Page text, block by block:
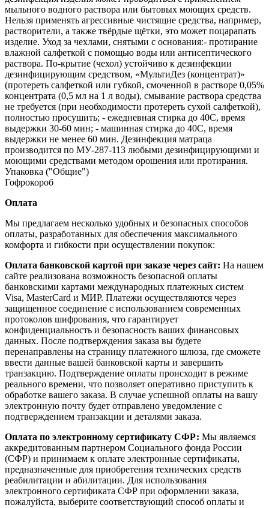
мыльного водного раствора или бытовых моющих средств.
Нельзя применять агрессивные чистящие средства, например,
растворители, а также твёрдые щётки, это может поцарапать
изделие. Уход за чехлами, снятыми с основания:- протирание
влажной салфеткой с помощью воды или антисептического
раствора. По-крытие (чехол) устойчиво к дезинфекции
дезинфицирующим средством, «МультиДез (концентрат)»
(протереть салфеткой или губкой, смоченной в растворе 0,05%
концентрата (0,5 мл на 1 л воды), смывание раствора средства
не требуется (при необходимости протереть сухой салфеткой),
полностью просушить; - ежедневная стирка до 40С, время
выдержки 30-60 мин; - машинная стирка до 40С, время
выдержки не менее 60 мин. Дезинфекция матраца
производится по МУ‐287‐113 любыми дезинфицирующими и
моющими средствами методом орошения или протирания.
Упаковка ("Общие")
Гофрокороб
Оплата
Мы предлагаем несколько удобных и безопасных способов
оплаты, разработанных для обеспечения максимального
комфорта и гибкости при осуществлении покупок:
Оплата банковской картой при заказе через сайт: На нашем
сайте реализована возможность безопасной оплаты
банковскими картами международных платежных систем
Visa, MasterCard и МИР. Платежи осуществляются через
защищенное соединение с использованием современных
протоколов шифрования, что гарантирует
конфиденциальность и безопасность ваших финансовых
данных. После подтверждения заказа вы будете
перенаправлены на страницу платежного шлюза, где сможете
ввести данные вашей банковской карты и завершить
транзакцию. Подтверждение оплаты происходит в режиме
реального времени, что позволяет оперативно приступить к
обработке вашего заказа. В случае успешной оплаты на вашу
электронную почту будет отправлено уведомление с
подтверждением транзакции и деталями заказа.
Оплата по электронному сертификату СФР: Мы являемся
аккредитованным партнером Социального фонда России
(СФР) и принимаем к оплате электронные сертификаты,
предназначенные для приобретения технических средств
реабилитации и абилитации. Для использования
электронного сертификата СФР при оформлении заказа,
пожалуйста, выберите соответствующий способ оплаты и